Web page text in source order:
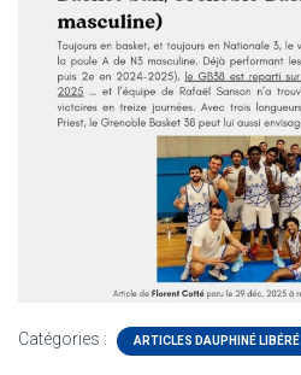
Catégories : ARTICLES DAUPHINÉ LIBÉRÉ